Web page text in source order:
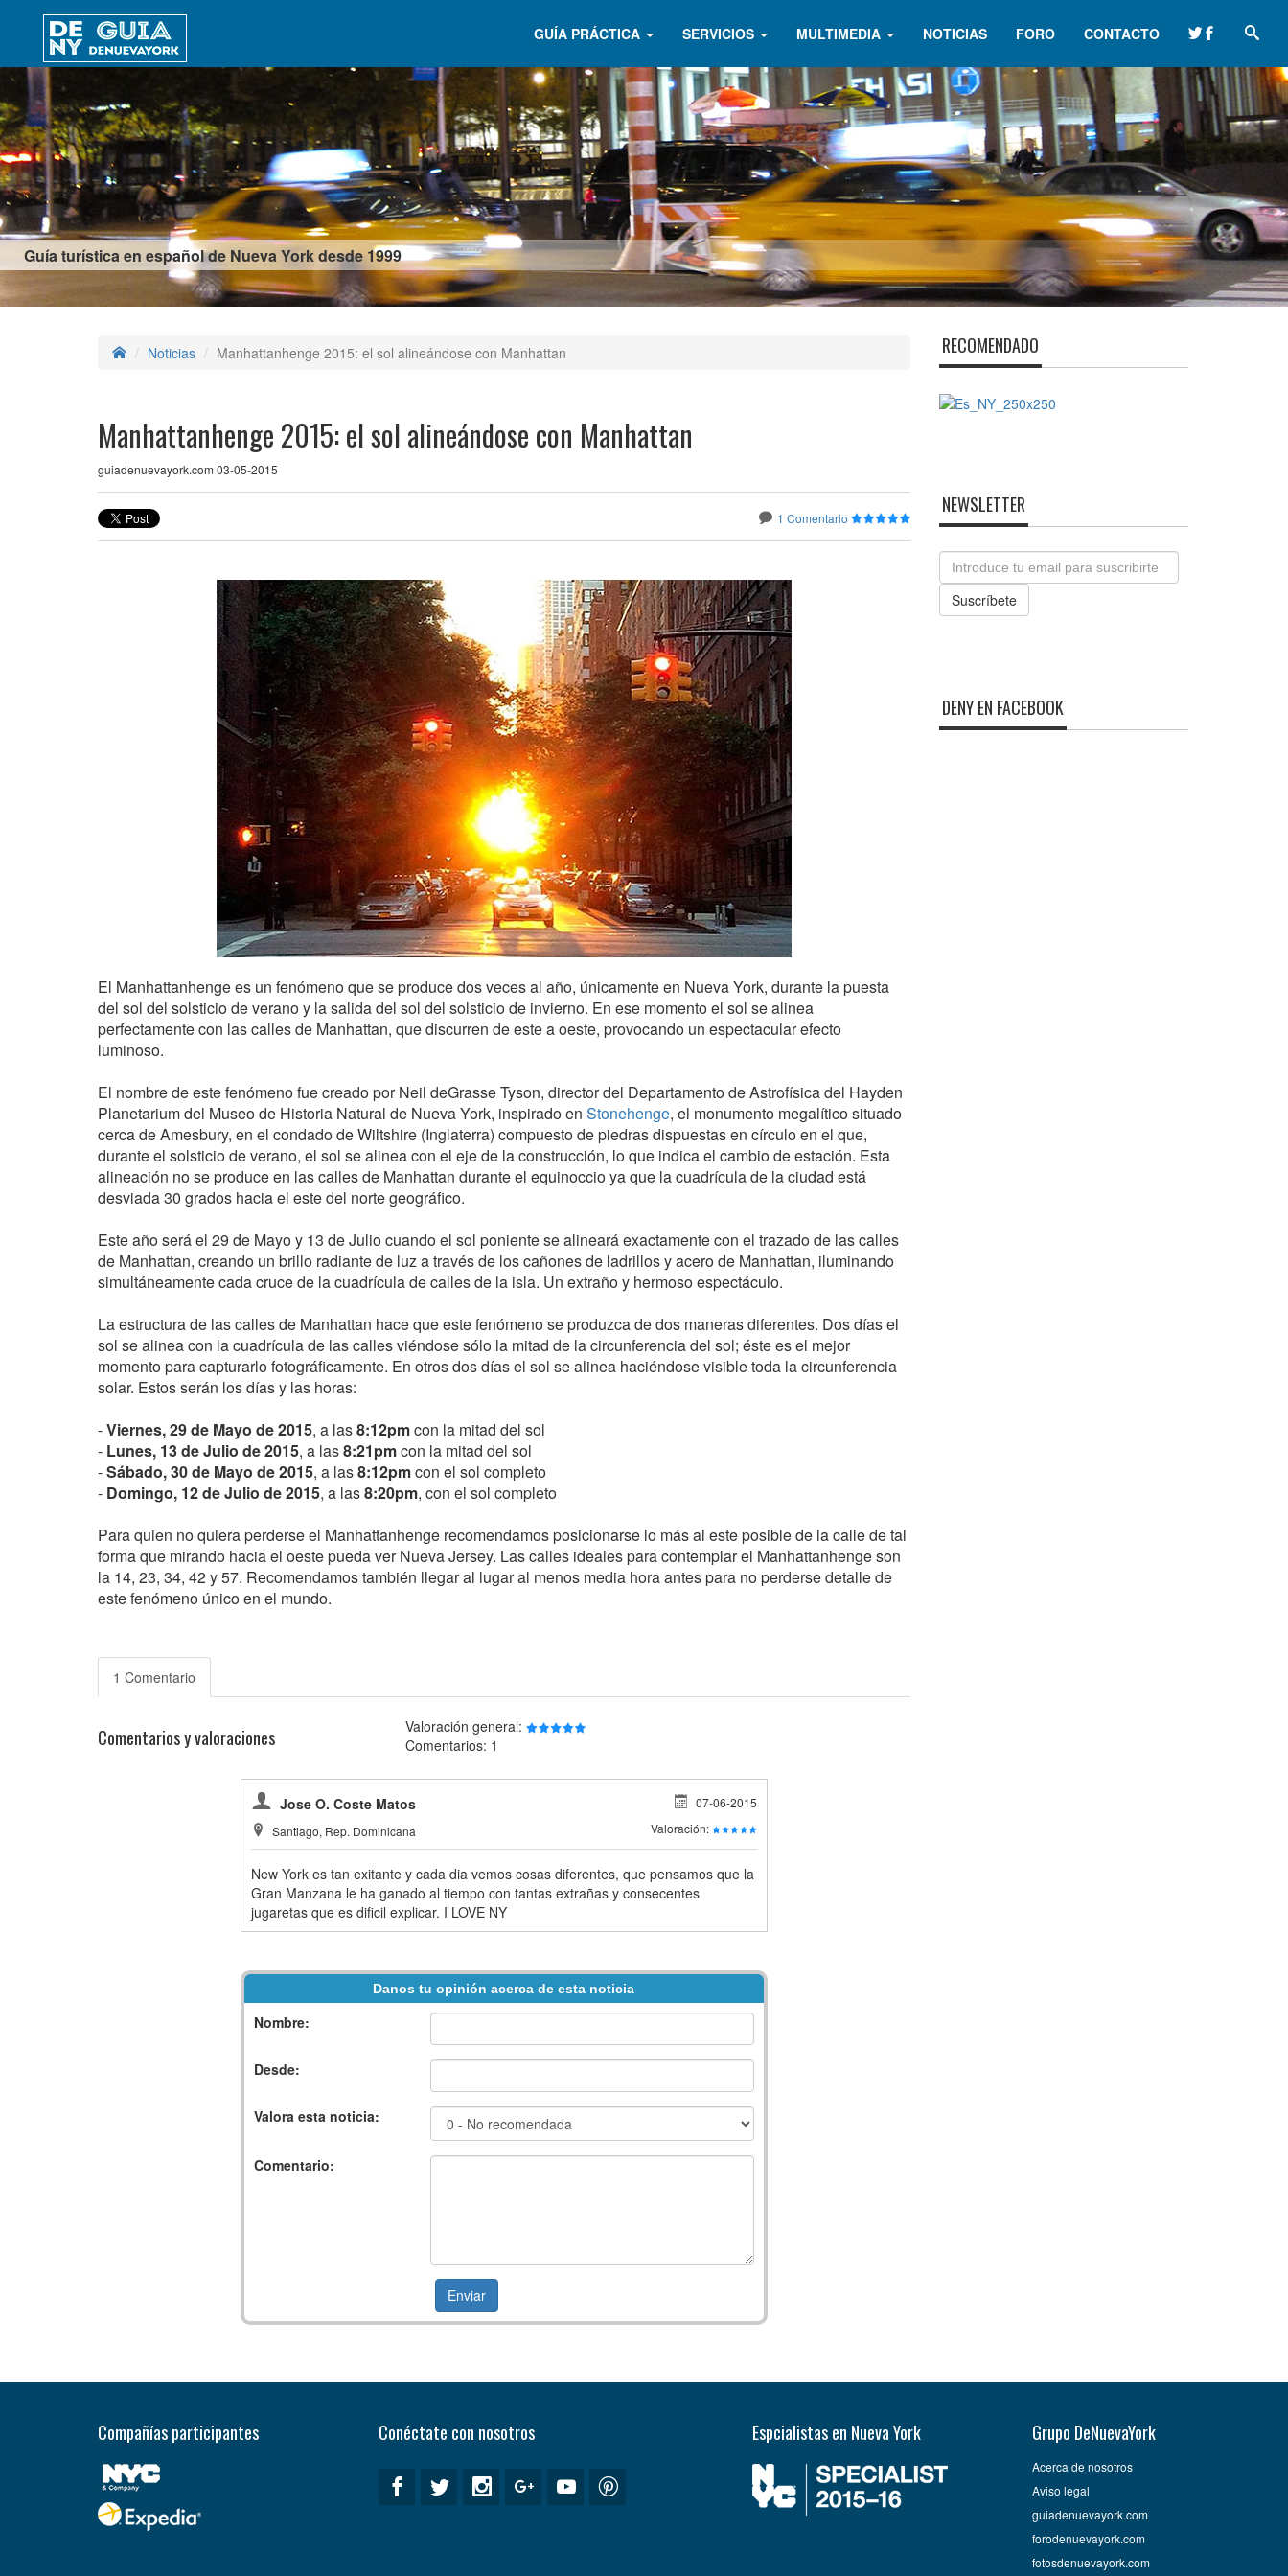
Guía turística en español de Nueva York desde 1999
GUÍA PRÁCTICA SERVICIOS MULTIMEDIA NOTICIAS FORO CONTACTO
Noticias Manhattanhenge 2015: el sol alineándose con Manhattan
Manhattanhenge 2015: el sol alineándose con Manhattan
guiadenuevayork.com 03-05-2015
1 Comentario
El Manhattanhenge es un fenómeno que se produce dos veces al año, únicamente en Nueva York, durante la puesta
del sol del solsticio de verano y la salida del sol del solsticio de invierno. En ese momento el sol se alinea
perfectamente con las calles de Manhattan, que discurren de este a oeste, provocando un espectacular efecto
luminoso.
El nombre de este fenómeno fue creado por Neil deGrasse Tyson, director del Departamento de Astrofísica del Hayden
Planetarium del Museo de Historia Natural de Nueva York, inspirado en Stonehenge, el monumento megalítico situado
cerca de Amesbury, en el condado de Wiltshire (Inglaterra) compuesto de piedras dispuestas en círculo en el que,
durante el solsticio de verano, el sol se alinea con el eje de la construcción, lo que indica el cambio de estación. Esta
alineación no se produce en las calles de Manhattan durante el equinoccio ya que la cuadrícula de la ciudad está
desviada 30 grados hacia el este del norte geográfico.
Este año será el 29 de Mayo y 13 de Julio cuando el sol poniente se alineará exactamente con el trazado de las calles
de Manhattan, creando un brillo radiante de luz a través de los cañones de ladrillos y acero de Manhattan, iluminando
simultáneamente cada cruce de la cuadrícula de calles de la isla. Un extraño y hermoso espectáculo.
La estructura de las calles de Manhattan hace que este fenómeno se produzca de dos maneras diferentes. Dos días el
sol se alinea con la cuadrícula de las calles viéndose sólo la mitad de la circunferencia del sol; éste es el mejor
momento para capturarlo fotográficamente. En otros dos días el sol se alinea haciéndose visible toda la circunferencia
solar. Estos serán los días y las horas:
-Viernes, 29 de Mayo de 2015, a las8:12pmcon la mitad del sol
- Lunes, 13 de Julio de 2015, a las8:21pmcon la mitad del sol
-Sábado, 30 de Mayo de 2015, a las8:12pmcon el sol completo
- Domingo, 12 de Julio de 2015, a las8:20pm, con el sol completo
Para quien no quiera perderse el Manhattanhenge recomendamos posicionarse lo más al este posible de la calle de tal
forma que mirando hacia el oeste pueda ver Nueva Jersey. Las calles ideales para contemplar el Manhattanhenge son
la 14, 23, 34, 42 y 57. Recomendamos también llegar al lugar al menos media hora antes para no perderse detalle de
este fenómeno único en el mundo.
1 Comentario
Comentarios y valoraciones
Valoración general:
Comentarios: 1
Jose O. Coste Matos
Santiago, Rep. Dominicana
07-06-2015
Valoración:
New York es tan exitante y cada dia vemos cosas diferentes, que pensamos que la
Gran Manzana le ha ganado al tiempo con tantas extrañas y consecentes
jugaretas que es dificil explicar. I LOVE NY
Danos tu opinión acerca de esta noticia
Nombre:
Desde:
Valora esta noticia:
Comentario:
RECOMENDADO
NEWSLETTER
Email
Suscríbete
DENY EN FACEBOOK
Compañías participantes Conéctate con nosotros Espcialistas en Nueva York Grupo DeNuevaYork
Acerca de nosotros
Aviso legal
guiadenuevayork.com
forodenuevayork.com
fotosdenuevayork.com